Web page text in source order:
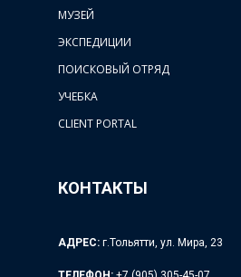
МУЗЕЙ
ЭКСПЕДИЦИИ
ПОИСКОВЫЙ ОТРЯД
УЧЕБКА
CLIENT PORTAL
КОНТАКТЫ
АДРЕС: г.Тольятти, ул. Мира, 23